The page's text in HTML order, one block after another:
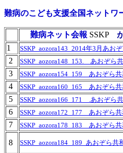
難病のこども支援全国ネット
難病ネット会報 SSKP
1
SSKP_aozora143_2014年3月あお
2 SSKP_aozora148_153. あおぞら
3 SSKP_aozora154_159 あおぞら
4 SSKP_aozora160_165 あおぞら
5 SSKP_aozora166_171 .あおぞら
6 SSKP_aozora172_177 あおぞら
7 SSKP_aozora178_183 あおぞら
8 SSKP_aozora184_189_あおぞら